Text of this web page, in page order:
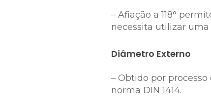
– Afiação a 118°
necessita utilizar
Diâmetro Externo
– Obtido por
norma DIN 1414.